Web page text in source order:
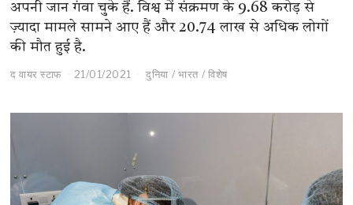
अपनी जान गंवा चुके हैं. विश्व में संक्रमण के 9.68 करोड़ से
ज़्यादा मामले सामने आए हैं और 20.74 लाख से अधिक लोगों
की मौत हुई है.
द वायर स्टाफ 21/01/2021 दुनिया / भारत / विशेष